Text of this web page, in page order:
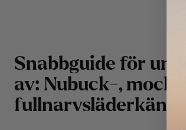
Snabbguide för
av: Nubuck-,
fullnarvsläderkängor